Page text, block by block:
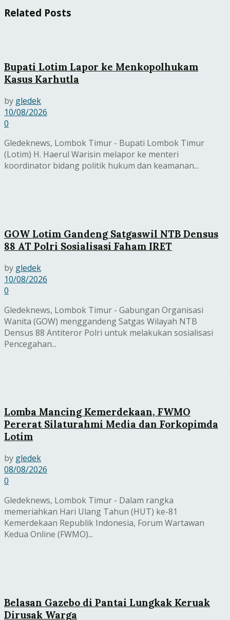
Related Posts
Bupati Lotim Lapor ke Menkopolhukam
Kasus Karhutla
by gledek
10/08/2026
0
Gledeknews, Lombok Timur - Bupati Lombok Timur
(Lotim) H. Haerul Warisin melapor ke menteri
koordinator bidang politik hukum dan keamanan...
GOW Lotim Gandeng Satgaswil NTB Densus
88 AT Polri Sosialisasi Faham IRET
by gledek
10/08/2026
0
Gledeknews, Lombok Timur - Gabungan Organisasi
Wanita (GOW) menggandeng Satgas Wilayah NTB
Densus 88 Antiteror Polri untuk melakukan sosialisasi
Pencegahan...
Lomba Mancing Kemerdekaan, FWMO
Pererat Silaturahmi Media dan Forkopimda
Lotim
by gledek
08/08/2026
0
Gledeknews, Lombok Timur - Dalam rangka
memeriahkan Hari Ulang Tahun (HUT) ke-81
Kemerdekaan Republik Indonesia, Forum Wartawan
Kedua Online (FWMO)...
Belasan Gazebo di Pantai Lungkak Keruak
Dirusak Warga